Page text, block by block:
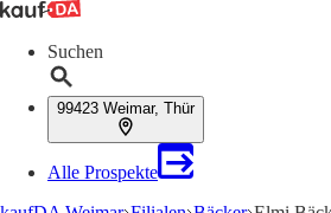
Suchen
99423 Weimar, Thür
Alle Prospekte